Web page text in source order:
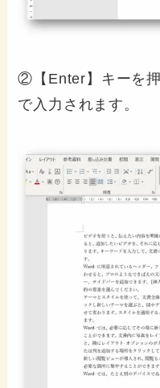
②【Enter】キーを
で入力されます。